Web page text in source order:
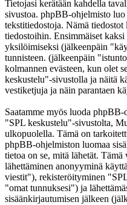
Tietojasi kerätään kahdella
sivustoa. phpBB-ohjelmisto
tekstitiedostoja. Nämä
tiedostoihin. Ensimmäiset
yksilöimiseksi (jälkeenpäin
tunnisteen. (jälkeenpäin
kolmannen evästeen, kun olet
keskustelu"-sivustolla ja näitä
vestiketjuja ja näin parantaen
Saatamme myös luoda
"SPL keskustelu"-sivustolta,
ulkopuolella. Tämä on
phpBB-ohjelmiston luomaa
tietoa on se, mitä lähetät.
lähettäminen anonyyminä
viestit"), rekisteröityminen
"omat tunnuksesi") ja
sisäänkirjautumisen jälkeen